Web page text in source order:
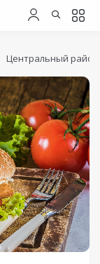
Центральный район